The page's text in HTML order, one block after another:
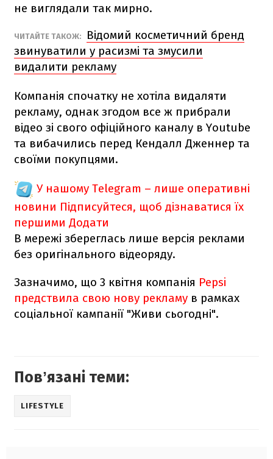
не виглядали так мирно.
ЧИТАЙТЕ ТАКОЖ:
Відомий косметичний бренд
звинуватили у расизмі та змусили
видалити рекламу
Компанія спочатку не хотіла видаляти
рекламу, однак згодом все ж прибрали
відео зі свого офіційного каналу в Youtubе
та вибачились перед Кендалл Дженнер та
своїми покупцями.
У нашому Telegram – лише оперативні
новини Підписуйтеся, щоб дізнаватися їх
першими Додати
В мережі збереглась лише версія реклами
без оригінального відеоряду.
Зазначимо, що 3 квітня компанія Pepsi
предствила свою нову рекламу в рамках
соціальної кампанії "Живи сьогодні".
Повʼязані теми:
LIFESTYLE